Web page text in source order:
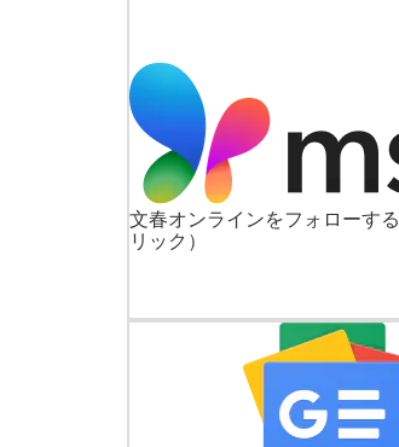
文春オンラインをフォローする
リック）